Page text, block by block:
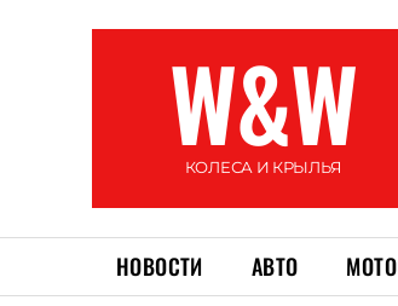
W&W
КОЛЕСА И КРЫЛЬЯ
НОВОСТИ АВТО МОТО